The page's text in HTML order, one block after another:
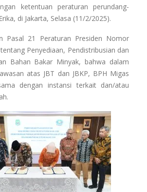
ketentuan peraturan perundang-
di Jakarta, Selasa (11/2/2025).
Pasal 21 Peraturan Presiden Nomor
Penyediaan, Pendistribusian dan
Bahan Bakar Minyak, bahwa dalam
atas JBT dan JBKP, BPH Migas
dengan instansi terkait dan/atau